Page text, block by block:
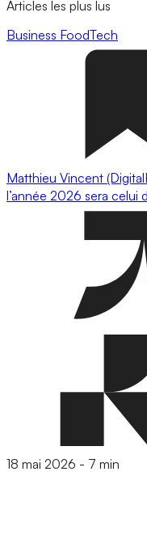
Articles les plus lus
Business FoodTech
Matthieu Vincent
l’année 2026 sera celui
18 mai 2026 - 7 min